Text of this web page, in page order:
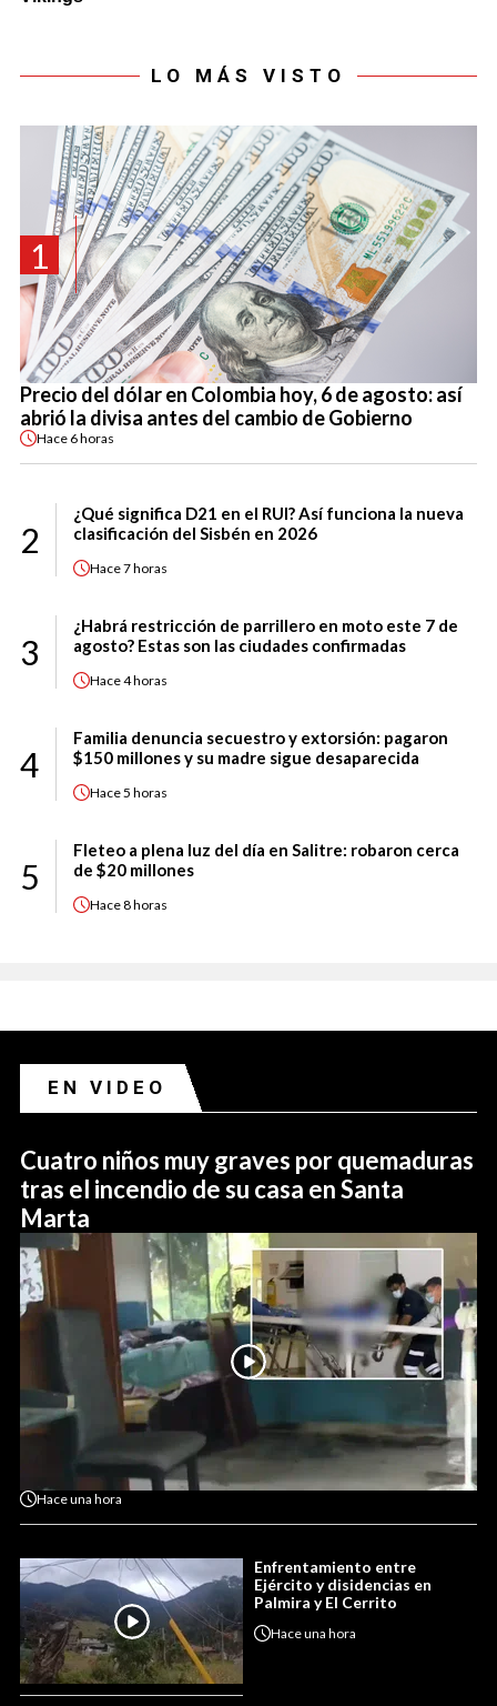
LO MÁS VISTO
1
Precio del dólar en Colombia hoy, 6 de agosto: así
abrió la divisa antes del cambio de Gobierno
Hace 6 horas
2
¿Qué significa D21 en el RUI? Así funciona la nueva
clasificación del Sisbén en 2026
Hace7 horas
3
¿Habrá restricción de parrillero en moto este 7 de
agosto? Estas son las ciudades confirmadas
Hace4 horas
4
Familia denuncia secuestro y extorsión: pagaron
$150 millones y su madre sigue desaparecida
Hace5 horas
5
Fleteo a plena luz del día en Salitre: robaron cerca
de $20 millones
Hace8 horas
EN VIDEO
Cuatro niños muy graves por quemaduras
tras el incendio de su casa en Santa
Marta
Haceuna hora
Enfrentamiento entre
Ejército y disidencias en
Palmira y El Cerrito
Haceuna hora